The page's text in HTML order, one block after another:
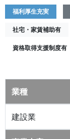
福利厚生充実
社宅・家賃補助有
資格取得支援制度有
業種
建設業